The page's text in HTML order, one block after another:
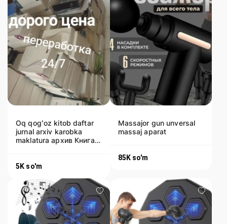
Oq qogʻoz kitob daftar
jurnal arxiv karobka
maklatura архив Книга,
5K so'm
Massajor gun unversal
massaj aparat
85K so'm